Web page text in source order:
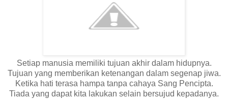
Setiap manusia memiliki tujuan akhir dalam hidupnya.
Tujuan yang memberikan ketenangan dalam segenap jiwa.
Ketika hati terasa hampa tanpa cahaya Sang Pencipta.
Tiada yang dapat kita lakukan selain bersujud kepadanya.